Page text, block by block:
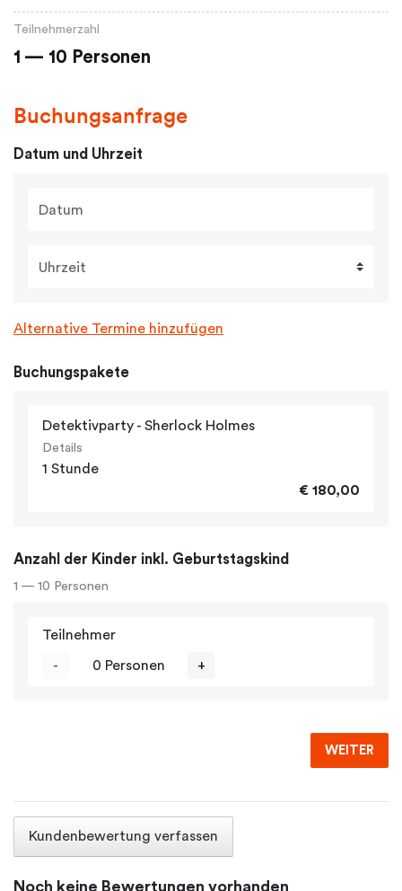
Teilnehmerzahl
1 — 10 Personen
Buchungsanfrage
Datum und Uhrzeit
Datum
Uhrzeit
Alternative Termine hinzufügen
Buchungspakete
Detektivparty - Sherlock Holmes
Details
1 Stunde
€ 180,00
Anzahl der Kinder inkl. Geburtstagskind
1 — 10 Personen
Teilnehmer
- 0 Personen +
WEITER
Kundenbewertung verfassen
Noch keine Bewertungen vorhanden